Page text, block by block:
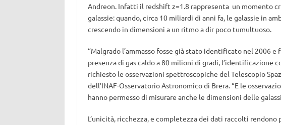
Andreon. Infatti il redshift z=1.8 rappresenta un momento
galassie: quando, circa 10 miliardi di anni fa, le galassie in
crescendo in dimensioni a un ritmo a dir poco tumultuoso.
“Malgrado l’ammasso fosse già stato identificato nel 2006 e
presenza di gas caldo a 80 milioni di gradi, l’identificazione
richiesto le osservazioni spettroscopiche del Telescopio
dell’INAF-Osservatorio Astronomico di Brera. “E le
hanno permesso di misurare anche le dimensioni delle
L’unicità, ricchezza, e completezza dei dati raccolti